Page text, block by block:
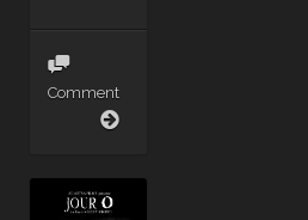
Comment